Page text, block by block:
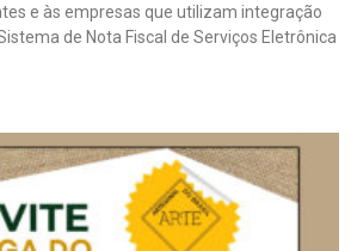
e às empresas que utilizam integração
de Nota Fiscal de Serviços Eletrônica